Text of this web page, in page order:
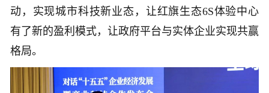
动，实现城市科技新业态，让红旗生态6S体验中心
有了新的盈利模式，让政府平台与实体企业实现共赢
格局。